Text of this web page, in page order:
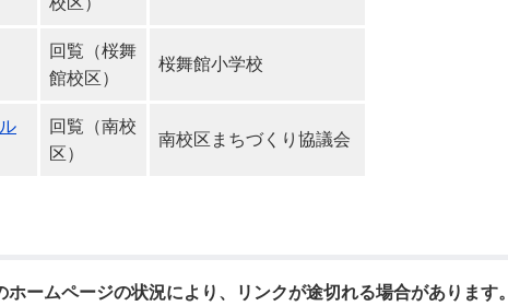
回覧（桜舞
館校区）
桜舞館小学校
回覧（南校
区）
南校区まちづくり協議会
ームページの状況により、リンクが途切れる場合があります。